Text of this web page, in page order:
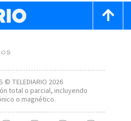
© TELEDIARIO 2026
total o parcial, incluyendo
o magnético.